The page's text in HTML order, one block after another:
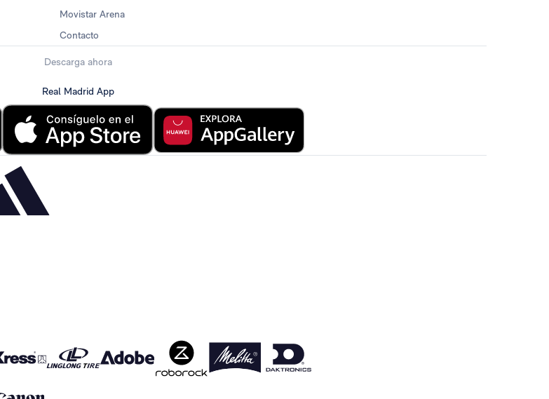
Movistar Arena
Contacto
Descarga ahora
Real Madrid App